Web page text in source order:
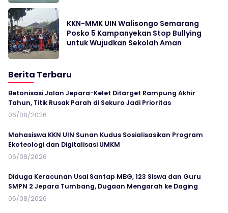
KKN-MMK UIN Walisongo Semarang
Posko 5 Kampanyekan Stop Bullying
untuk Wujudkan Sekolah Aman
Berita Terbaru
Betonisasi Jalan Jepara-Kelet Ditarget Rampung Akhir
Tahun, Titik Rusak Parah di Sekuro Jadi Prioritas
06/08/2026
Mahasiswa KKN UIN Sunan Kudus Sosialisasikan Program
Ekoteologi dan Digitalisasi UMKM
06/08/2026
Diduga Keracunan Usai Santap MBG, 123 Siswa dan Guru
SMPN 2 Jepara Tumbang, Dugaan Mengarah ke Daging
06/08/2026